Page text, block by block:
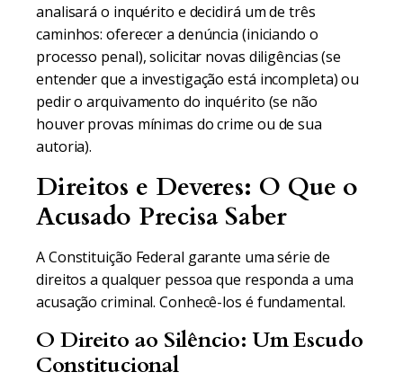
analisará o inquérito e decidirá um de três
caminhos: oferecer a denúncia (iniciando o
processo penal), solicitar novas diligências (se
entender que a investigação está incompleta) ou
pedir o arquivamento do inquérito (se não
houver provas mínimas do crime ou de sua
autoria).
Direitos e Deveres: O Que o
Acusado Precisa Saber
A Constituição Federal garante uma série de
direitos a qualquer pessoa que responda a uma
acusação criminal. Conhecê-los é fundamental.
O Direito ao Silêncio: Um Escudo
Constitucional